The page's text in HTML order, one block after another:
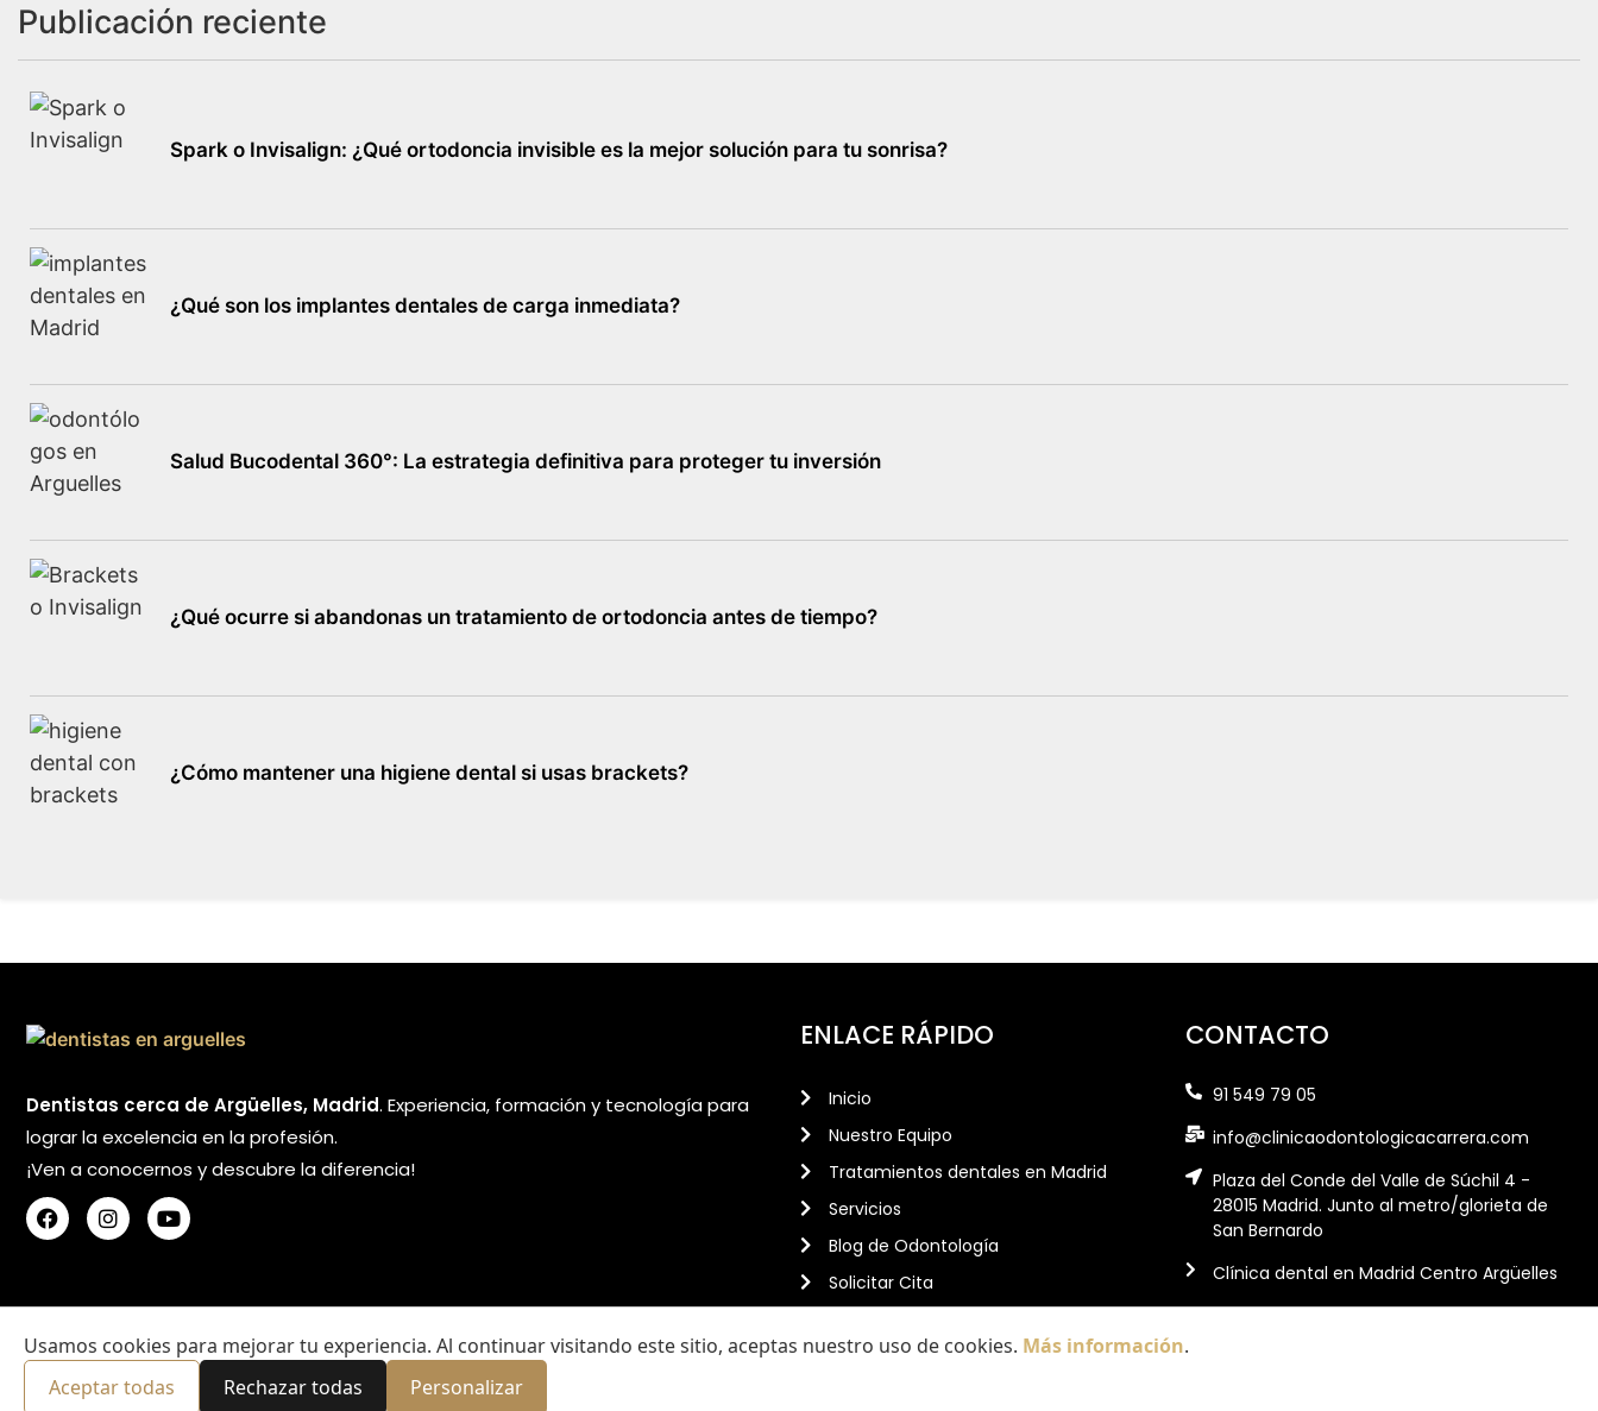
Publicación reciente
Spark o Invisalign: ¿Qué ortodoncia invisible es la mejor solución para tu sonrisa?
¿Qué son los implantes dentales de carga inmediata?
Salud Bucodental 360°: La estrategia definitiva para proteger tu inversión
¿Qué ocurre si abandonas un tratamiento de ortodoncia antes de tiempo?
¿Cómo mantener una higiene dental si usas brackets?
Dentistas cerca de Argüelles, Madrid. Experiencia, formación y tecnología para
lograr la excelencia en la profesión.
¡Ven a conocernos y descubre la diferencia!
ENLACE RÁPIDO
Inicio
Nuestro Equipo
Tratamientos dentales en Madrid
Servicios
Blog de Odontología
Solicitar Cita
CONTACTO
91 549 79 05
info@clinicaodontologicacarrera.com
Plaza del Conde del Valle de Súchil 4 -
28015 Madrid. Junto al metro/glorieta de
San Bernardo
Clínica dental en Madrid Centro Argüelles
© Clínica Odontológica Carrera – Todos los Derechos Reservados.
Usamos cookies para mejorar tu experiencia. Al continuar visitando este sitio, aceptas nuestro uso de cookies. Más información.
Aceptar todas
Rechazar todas Personalizar